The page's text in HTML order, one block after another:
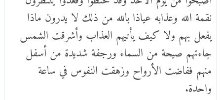
نقمة الله وعذابه عياذا بالله من ذلك لا يدرون ماذا
يفعل بهم ولا كيف يأتيهم العذاب وأشرقت الشمس
جاءتهم صيحة من السماء ورجفة شديدة من أسفل
منهم ففاضت الأرواح وزهقت النفوس في ساعة
واحدة.